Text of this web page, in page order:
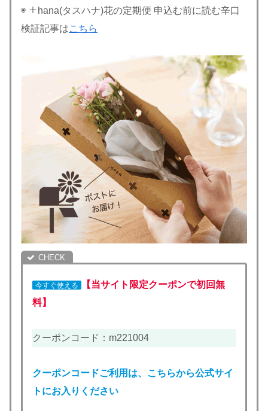
◉ ＋hana(タスハナ)花の定期便 申込む前に読む辛口
検証記事はこちら
今すぐ使える
【当サイト限定クーポンで初回無
料】
クーポンコード：m221004
クーポンコードご利用は、こちらから公式サイ
トにお入りください